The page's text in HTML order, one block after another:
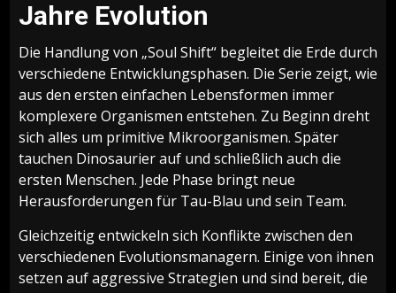
Jahre Evolution
Die Handlung von „Soul Shift“ begleitet die Erde durch
verschiedene Entwicklungsphasen. Die Serie zeigt, wie
aus den ersten einfachen Lebensformen immer
komplexere Organismen entstehen. Zu Beginn dreht
sich alles um primitive Mikroorganismen. Später
tauchen Dinosaurier auf und schließlich auch die
ersten Menschen. Jede Phase bringt neue
Herausforderungen für Tau-Blau und sein Team.
Gleichzeitig entwickeln sich Konflikte zwischen den
verschiedenen Evolutionsmanagern. Einige von ihnen
setzen auf aggressive Strategien und sind bereit, die